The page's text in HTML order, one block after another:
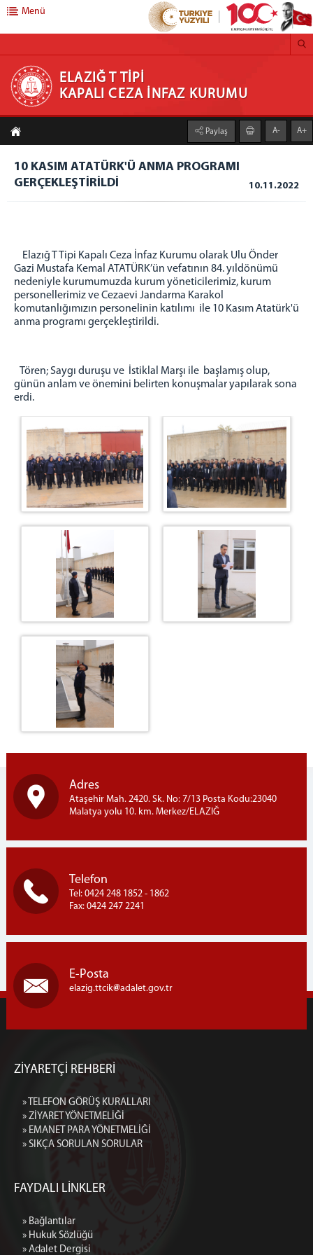
ELAZIĞ T TİPİ KAPALI CEZA İNFAZ KURUMU
ANASAYFA
ELAZIĞ ADLİYESİ
CEZAEVLERİ
ELAZIĞ E TİPİ KAPALI CİK
ELAZIĞ R TİPİ KAPALI CİK
ELAZIĞ KAMPÜS AÇIK CİK
ELAZIĞ ÇOCUK EĞİTİM EVİ
BİRİMLER
EĞİTİM ÖĞRETİM BİRİMİ
SAĞLIK BİRİMİ
PSİKO-SOSYAL BİRİMİ
EMANET PARA BİRİMİ
RESİM GALERİSİ
İLİMİZDEN RESİMLER
İLETİŞİM
Menü
ELAZIĞ T TİPİ
KAPALI CEZA İNFAZ KURUMU
Paylaş A- A+
10 KASIM ATATÜRK'Ü ANMA PROGRAMI
GERÇEKLEŞTİRİLDİ
10.11.2022
Elazığ T Tipi Kapalı Ceza İnfaz Kurumu olarak Ulu Önder
Gazi Mustafa Kemal ATATÜRK’ün vefatının 84. yıldönümü
nedeniyle kurumumuzda kurum yöneticilerimiz, kurum
personellerimiz ve Cezaevi Jandarma Karakol
komutanlığımızın personelinin katılımı ile 10 Kasım Atatürk'ü
anma programı gerçekleştirildi.
Tören; Saygı duruşu ve İstiklal Marşı ile başlamış olup,
günün anlam ve önemini belirten konuşmalar yapılarak sona
erdi.
Adres
Ataşehir Mah. 2420. Sk. No: 7/13 Posta Kodu:23040
Malatya yolu 10. km. Merkez/ELAZIĞ
Telefon
Tel: 0424 248 1852 - 1862
Fax: 0424 247 2241
E-Posta
elazig.ttcik adalet.gov.tr
ZİYARETÇİ REHBERİ
» TELEFON GÖRÜŞ KURALLARI
» ZİYARET YÖNETMELİĞİ
» EMANET PARA YÖNETMELİĞİ
» SIKÇA SORULAN SORULAR
FAYDALI LİNKLER
» Bağlantılar
» Hukuk Sözlüğü
» Adalet Dergisi